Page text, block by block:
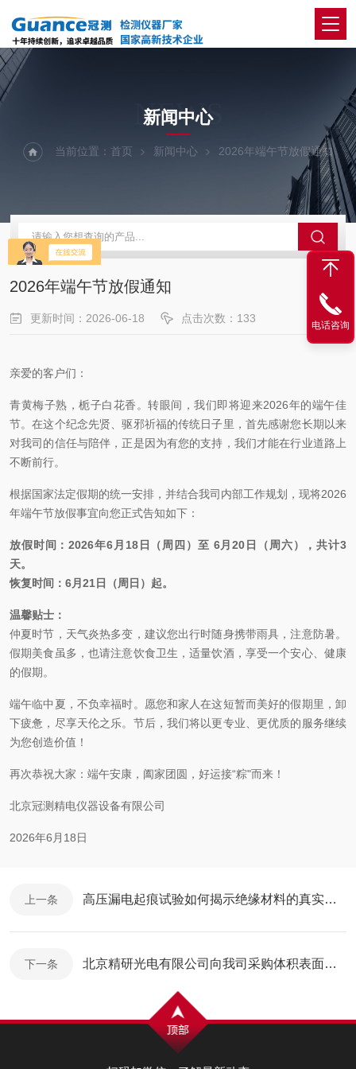
NEWS
新闻中心
当前位置： 首页 新闻中心 2026年端午节放假通知
2026年端午节放假通知
更新时间：2026-06-18 点击次数：133
亲爱的客户们：
青黄梅子熟，栀子白花香。转眼间，我们即将迎来2026年的端午佳
节。在这个纪念先贤、驱邪祈福的传统日子里，首先感谢您长期以来
对我司的信任与陪伴，正是因为有您的支持，我们才能在行业道路上
不断前行。
根据国家法定假期的统一安排，并结合我司内部工作规划，现将2026
年端午节放假事宜向您正式告知如下：
放假时间：2026年6月18日（周四）至 6月20日（周六），共计3
天。
恢复时间：6月21日（周日）起。
温馨贴士：
仲夏时节，天气炎热多变，建议您出行时随身携带雨具，注意防暑。
假期美食虽多，也请注意饮食卫生，适量饮酒，享受一个安心、健康
的假期。
端午临中夏，不负幸福时。愿您和家人在这短暂而美好的假期里，卸
下疲惫，尽享天伦之乐。节后，我们将以更专业、更优质的服务继续
为您创造价值！
再次恭祝大家：端午安康，阖家团圆，好运接“粽"而来！
北京冠测精电仪器设备有限公司
2026年6月18日
上一条 高压漏电起痕试验如何揭示绝缘材料的真实寿命
下一条 北京精研光电有限公司向我司采购体积表面电阻率测试仪
电话咨询